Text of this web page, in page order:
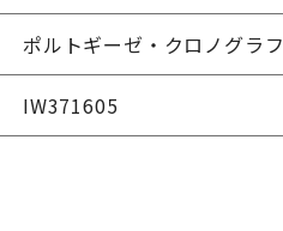
ポルトギーゼ・クロノグラフ
IW371605